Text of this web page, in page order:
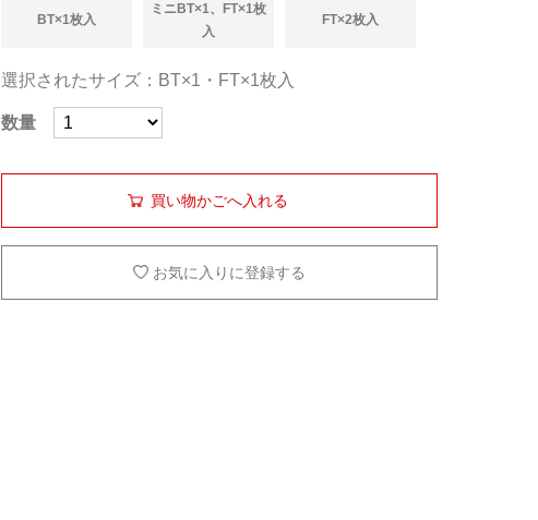
BT×1枚入
ミニBT×1、FT×1枚
入
FT×2枚入
選択されたサイズ：BT×1・FT×1枚入
数量
買い物かごへ入れる
お気に入りに登録する